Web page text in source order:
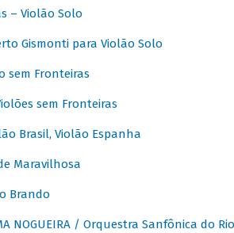
– Violão Solo
Gismonti para Violão Solo
sem Fronteiras
sem Fronteiras
Brasil, Violão Espanha
Maravilhosa
Brando
NOGUEIRA / Orquestra Sanfônica do